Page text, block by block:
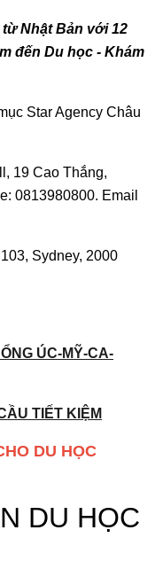
Nhật Bản với 12
đến Du học - Khám
Star Agency Châu
19 Cao Thắng,
0813980800. Email
Sydney, 2000
ÚC-MỸ-CA-
TIẾT KIỆM
DU HỌC